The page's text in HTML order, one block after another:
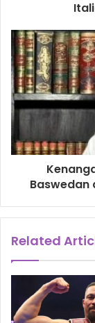
Baswedan
Related